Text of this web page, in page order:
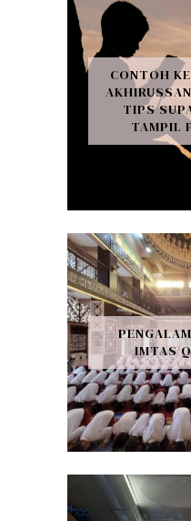
CONTOH
TIPS
TAMPIL
IMTAS